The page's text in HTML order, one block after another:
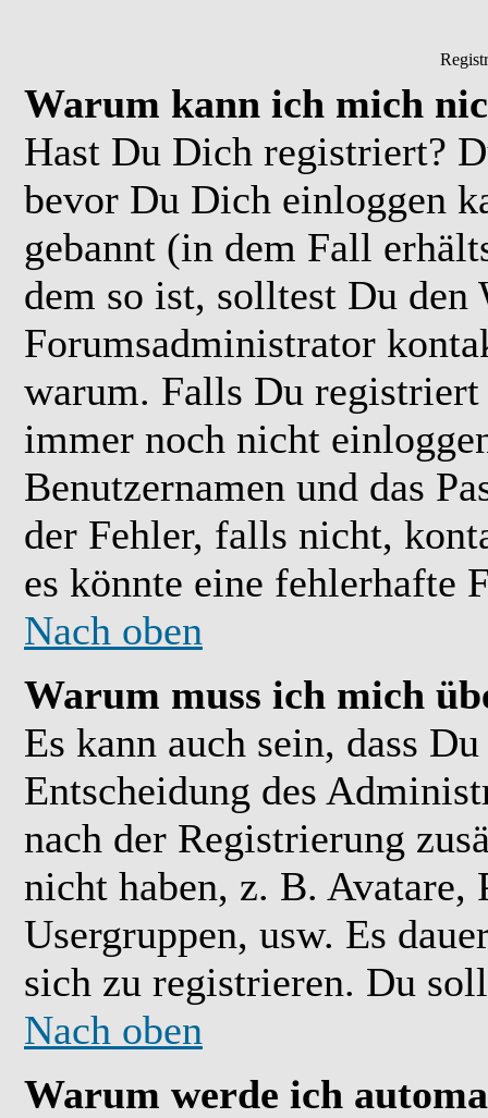
Warum kann ich mich
Hast Du Dich registriert?
bevor Du Dich einloggen
gebannt (in dem Fall
dem so ist, solltest Du den
Forumsadministrator
warum. Falls Du
immer noch nicht
Benutzernamen und das
der Fehler, falls nicht,
es könnte eine fehlerhafte
Nach oben
Warum muss ich mich
Es kann auch sein, dass
Entscheidung des
nach der Registrierung
nicht haben, z. B.
Usergruppen, usw. Es
sich zu registrieren. Du
Nach oben
Warum werde ich